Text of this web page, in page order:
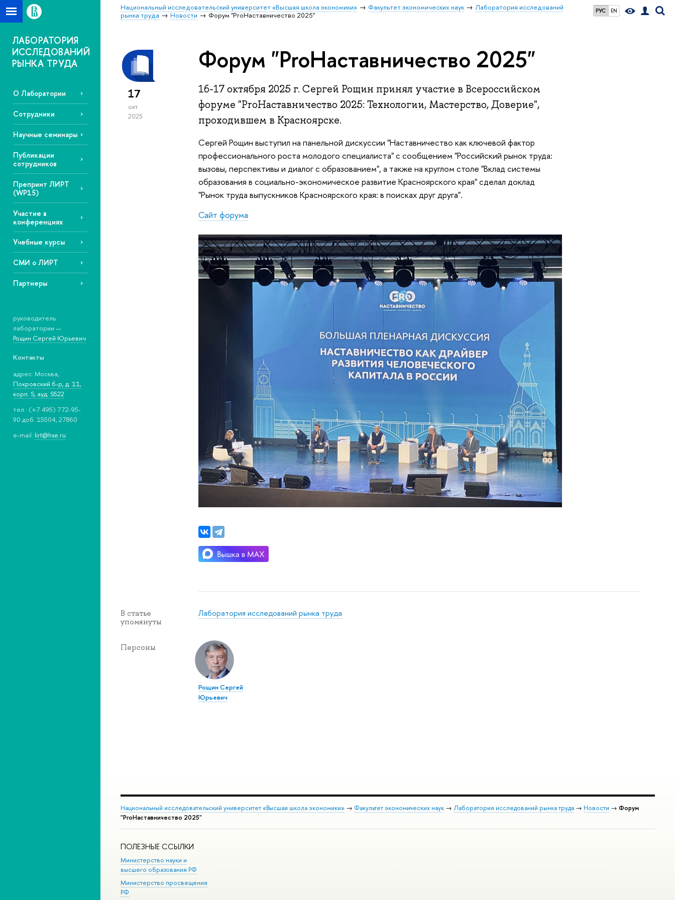
РУС EN
Национальный исследовательский университет «Высшая школа экономики» Факультет экономических наук
Лаборатория исследований
рынка труда
Новости Форум "ProНаставничество 2025"
ЛАБОРАТОРИЯ
ИССЛЕДОВАНИЙ
РЫНКА ТРУДА
О Лаборатории
Сотрудники
Научные семинары
Публикации
сотрудников
Препринт ЛИРТ
(WP15)
Участие в
конференциях
Учебные курсы
СМИ о ЛИРТ
Партнеры
руководитель
лаборатории —
Рощин Сергей Юрьевич
Контакты
адрес: Москва,
Покровский б-р, д. 11,
корп. S, ауд. S522
тел.: (+7 495) 772-95-
90 доб. 15504, 27860
e-mail: lirt@hse.ru
17
окт
2025
Форум "ProНаставничество 2025"
16-17 октября 2025 г. Сергей Рощин принял участие в Всероссийском
форуме "ProНаставничество 2025: Технологии, Мастерство, Доверие",
проходившем в Красноярске.
Сергей Рощин выступил на панельной дискуссии "Наставничество как ключевой фактор
профессионального роста молодого специалиста" с сообщением "Российский рынок труда:
вызовы, перспективы и диалог с образованием", а также на круглом столе "Вклад системы
образования в социально-экономическое развитие Красноярского края" сделал доклад
"Рынок труда выпускников Красноярского края: в поисках друг друга".
Сайт форума
В статье
упомянуты
Лаборатория исследований рынка труда
Персоны
Рощин Сергей
Юрьевич
Национальный исследовательский университет «Высшая школа экономики» → Факультет экономических наук → Лаборатория исследований рынка труда → Новости → Форум
"ProНаставничество 2025"
ПОЛЕЗНЫЕ ССЫЛКИ
Министерство науки и
высшего образования РФ
Министерство просвещения
РФ